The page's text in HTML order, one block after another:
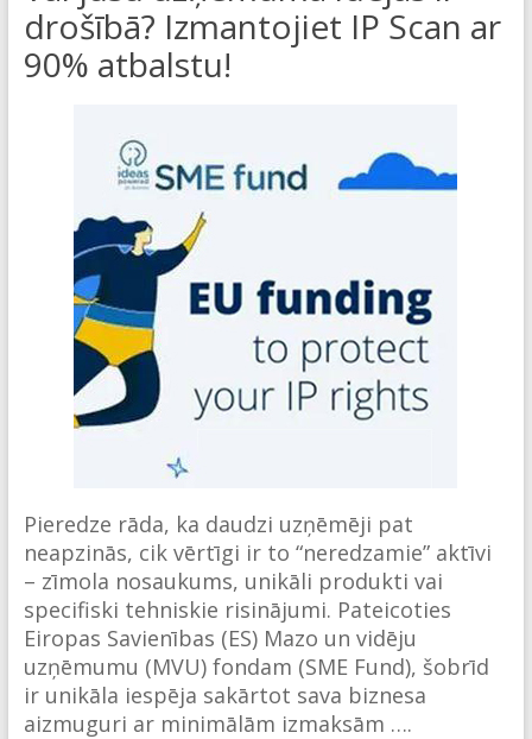
drošībā? Izmantojiet IP Scan ar
90% atbalstu!
Pieredze rāda, ka daudzi uzņēmēji pat
neapzinās, cik vērtīgi ir to “neredzamie” aktīvi
– zīmola nosaukums, unikāli produkti vai
specifiski tehniskie risinājumi. Pateicoties
Eiropas Savienības (ES) Mazo un vidēju
uzņēmumu (MVU) fondam (SME Fund), šobrīd
ir unikāla iespēja sakārtot sava biznesa
aizmuguri ar minimālām izmaksām ….